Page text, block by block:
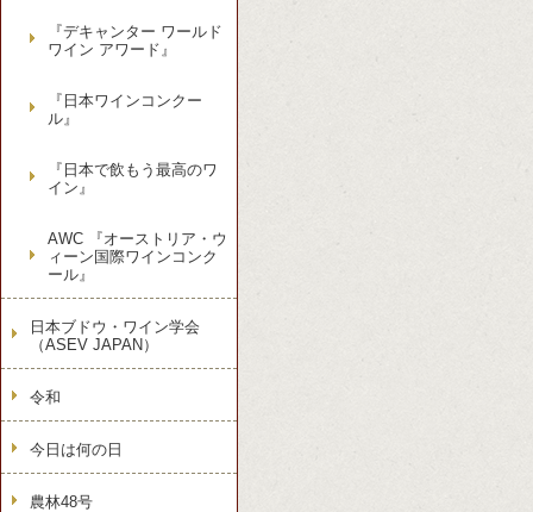
『デキャンター ワールド
ワイン アワード』
『日本ワインコンクー
ル』
『日本で飲もう最高のワ
イン』
AWC 『オーストリア・ウ
ィーン国際ワインコンク
ール』
日本ブドウ・ワイン学会
（ASEV JAPAN）
令和
今日は何の日
農林48号